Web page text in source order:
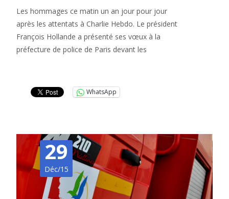
Les hommages ce matin un an jour pour jour
après les attentats à Charlie Hebdo. Le président
François Hollande a présenté ses vœux à la
préfecture de police de Paris devant les
WhatsApp
29
Déc/15